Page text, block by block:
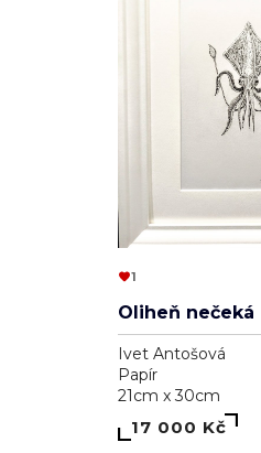
1
Oliheň nečeká
Ivet Antošová
Papír
21cm x 30cm
17 000 Kč